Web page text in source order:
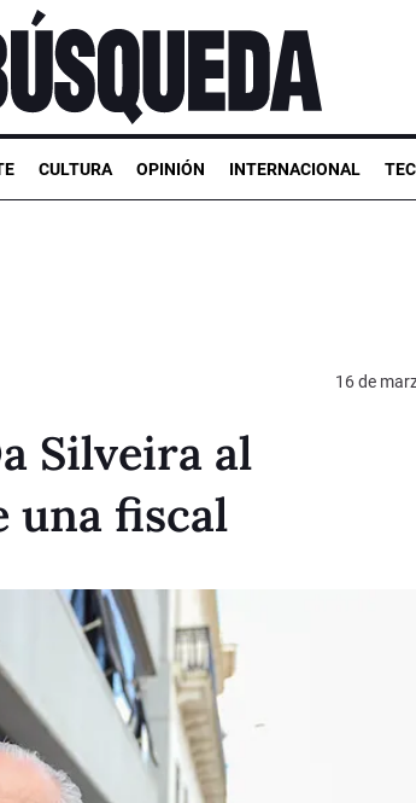
CULTURA OPINIÓN INTERNACIONAL
16 de
Silveira al
una fiscal